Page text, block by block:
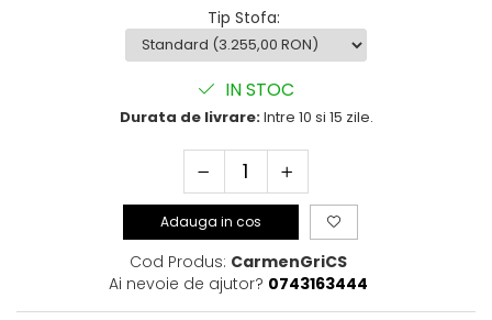
Tip Stofa:
IN STOC
Durata de livrare:Intre 10 si 15 zile.
Adauga in cos
Cod Produs: CarmenGriCS
Ai nevoie de ajutor? 0743163444